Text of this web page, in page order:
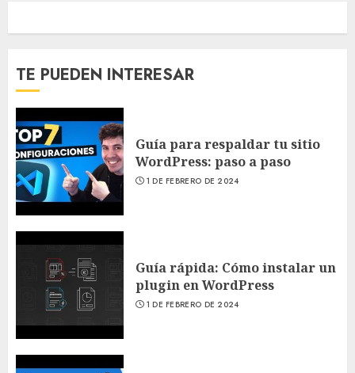
TE PUEDEN INTERESAR
Guía para respaldar tu sitio
WordPress: paso a paso
1 DE FEBRERO DE 2024
Guía rápida: Cómo instalar un
plugin en WordPress
1 DE FEBRERO DE 2024